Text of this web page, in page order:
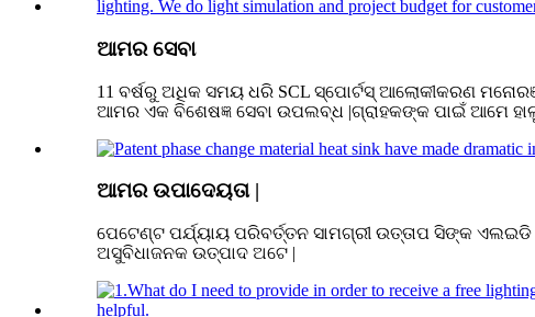
ଆମର ସେବା
11 ବର୍ଷରୁ ଅଧିକ ସମୟ ଧରି SCL ସ୍ପୋର୍ଟସ୍ ଆଲୋକୀକରଣ
ଆମର ଏକ ବିଶେଷଜ୍ଞ ସେବା ଉପଲବ୍ଧ |ଗ୍ରାହକଙ୍କ ପାଇଁ ଆମେ
ଆମର ଉପାଦେୟତା |
ପେଟେଣ୍ଟ ପର୍ଯ୍ୟାୟ ପରିବର୍ତ୍ତନ ସାମଗ୍ରୀ ଉତ୍ତାପ ସିଙ୍କ
ଅସୁବିଧାଜନକ ଉତ୍ପାଦ ଅଟେ |